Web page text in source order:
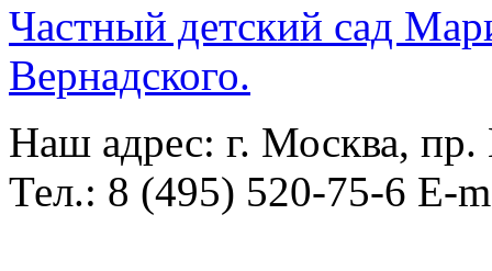
Частный детский сад
Вернадского.
Наш адрес: г. Москва, пр.
Тел.: 8 (495) 520-75-6 E-